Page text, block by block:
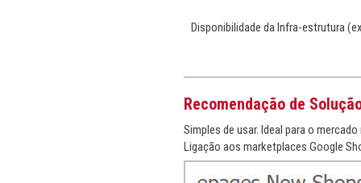
Disponibilidade da Infra-estrutura
Recomendação de
Simples de usar. Ideal para o
Ligação aos marketplaces Google